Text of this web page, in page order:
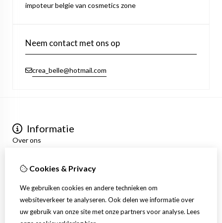
impoteur belgie van cosmetics zone
Neem contact met ons op
crea_belle@hotmail.com
Informatie
Over ons
Algemene voorwaarden
Mijn account
Inloggen
Bestelhistorie
Verlanglijst
Cookies & Privacy
We gebruiken cookies en andere technieken om
websiteverkeer te analyseren. Ook delen we informatie over
uw gebruik van onze site met onze partners voor analyse. Lees